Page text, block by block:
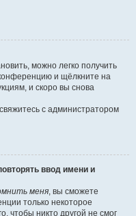
можно легко получить
и щёлкните на
и скоро вы снова
с администратором
ввод имени и
меня, вы сможете
только некоторое
чтобы никто другой не смог